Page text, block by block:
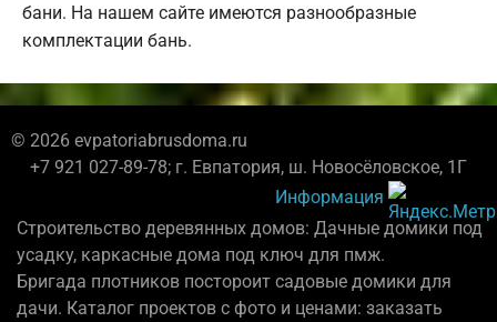
бани. На нашем сайте имеются разнообразные
комплектации бань.
© 2026 evpatoriabrusdoma.ru
+7 921 027-89-78; г. Евпатория, ш. Новосёловское, 1Г
Информация
Строительство деревянных домов: Дачные домики под
усадку, каркасные дома под ключ для пмж.
Бригада плотников постороит садовые домики для
дачи. Каталог проектов с фото и ценами: заказать